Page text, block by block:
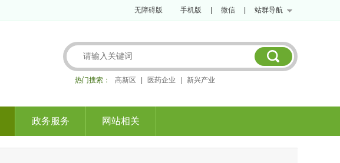
站群导航
无障碍版 手机版 微信
热门搜索： 高新区 医药企业 新兴产业
政务服务 网站相关